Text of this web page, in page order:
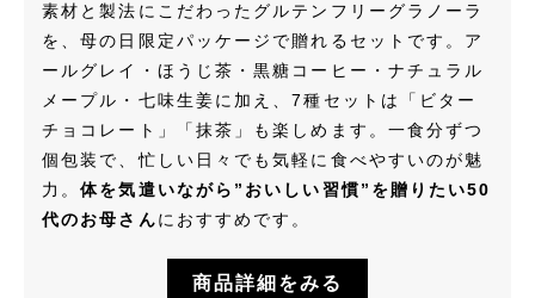
素材と製法にこだわったグルテンフリーグラノーラ
を、母の日限定パッケージで贈れるセットです。ア
ールグレイ・ほうじ茶・黒糖コーヒー・ナチュラル
メープル・七味生姜に加え、7種セットは「ビター
チョコレート」「抹茶」も楽しめます。一食分ずつ
個包装で、忙しい日々でも気軽に食べやすいのが魅
力。体を気遣いながら”おいしい習慣”を贈りたい50
代のお母さんにおすすめです。
商品詳細をみる